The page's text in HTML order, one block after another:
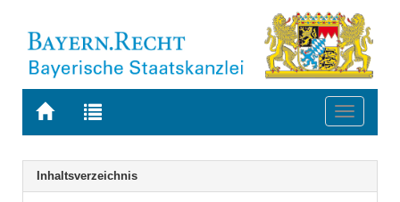
Zur
BAYERN.RECHT
Zur
letzten
Suche
Toggle
Navigation
Inhaltsverzeichnis